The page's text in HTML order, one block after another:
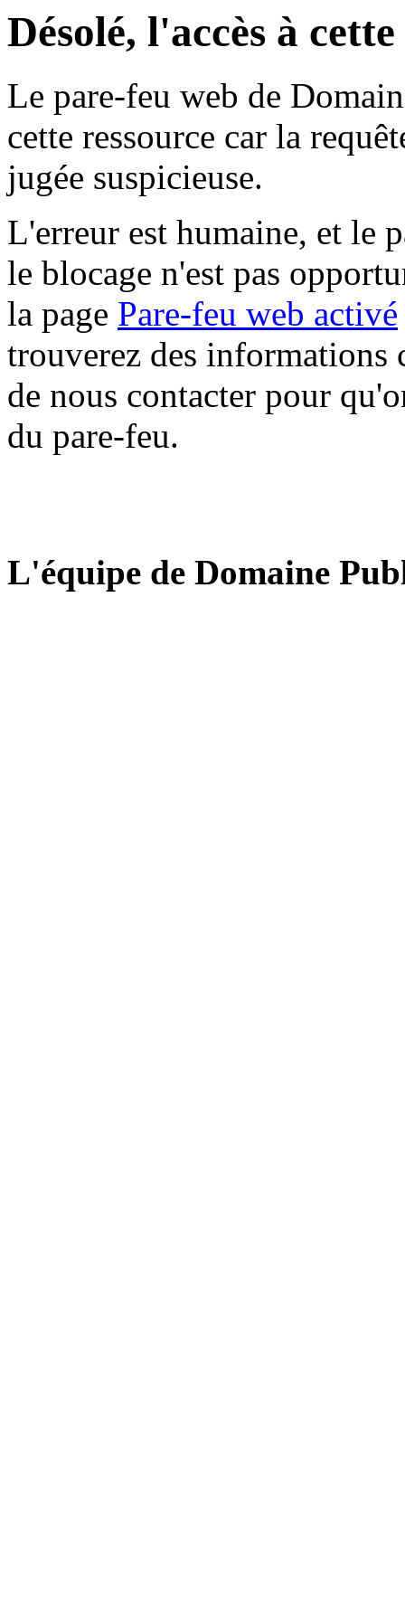
Désolé, l'accès à
Le pare-feu web de
cette ressource car la
jugée suspicieuse.
L'erreur est humaine, et le
le blocage n'est pas
la page Pare-feu web activé
trouverez des informations
de nous contacter pour
du pare-feu.
L'équipe de Domaine